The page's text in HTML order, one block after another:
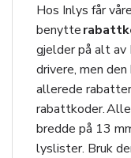
Hos Inlys får
benytte
gjelder på alt
drivere, men den
allerede
rabattkoder.
bredde på 13
lyslister. Bruk